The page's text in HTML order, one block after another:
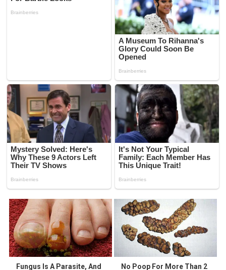
Fungus Is A Parasite, And
No Poop For More Than 2